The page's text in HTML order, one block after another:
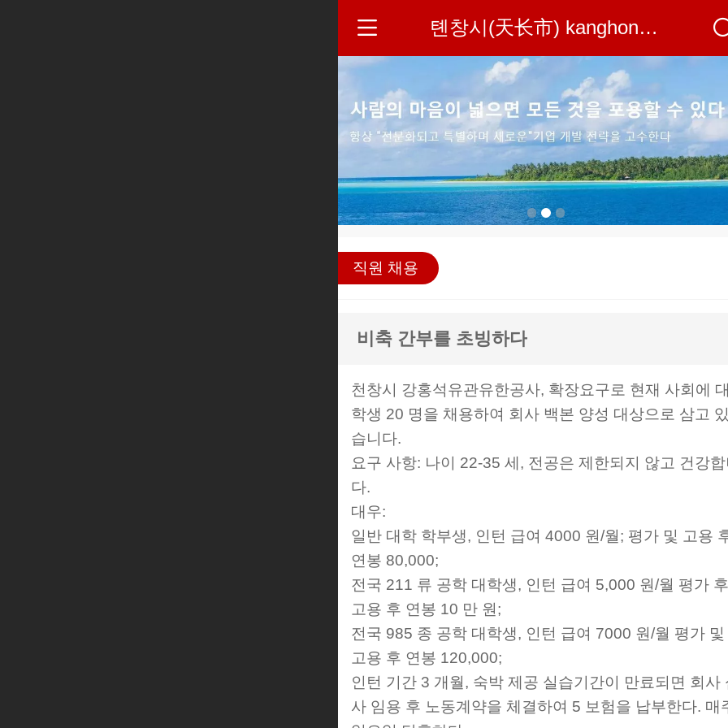
톈창시(天长市) kanghong석유관재유한공사는
직원 채용
비축 간부를 초빙하다
천창시 강홍석유관유한공사, 확장요구로 현재 사회에 대
학생 20 명을 채용하여 회사 백본 양성 대상으로 삼고 있
습니다.
요구 사항: 나이 22-35 세, 전공은 제한되지 않고 건강합
다.
대우:
일반 대학 학부생, 인턴 급여 4000 원/월; 평가 및 고용
연봉 80,000;
전국 211 류 공학 대학생, 인턴 급여 5,000 원/월 평가 후
고용 후 연봉 10 만 원;
전국 985 종 공학 대학생, 인턴 급여 7000 원/월 평가 및
고용 후 연봉 120,000;
인턴 기간 3 개월, 숙박 제공 실습기간이 만료되면 회사
사 임용 후 노동계약을 체결하여 5 보험을 납부한다. 매